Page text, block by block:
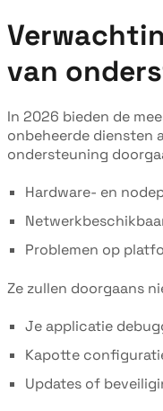
van
In 2026 bieden de
onbeheerde diensten
ondersteuning
Hardware- en
Problemen op
Ze zullen doorgaans
Je applicatie
Kapotte
Updates of